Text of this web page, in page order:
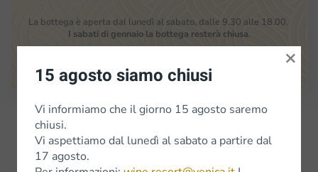
La bottega è aperta dal lunedì al sabato, dalle 9.30 alle 18.00.
I sabati di gennaio la bottega resterà chiusa.
Google Maps
Iscriviti alla Newsletter
15 agosto siamo chiusi
Vi informiamo che il giorno 15 agosto saremo
chiusi.
Vi aspettiamo dal lunedì al sabato a partire dal
17 agosto.
×